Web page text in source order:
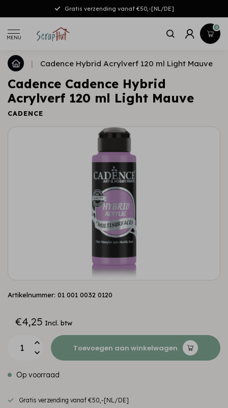
Gratis verzending vanaf €50,-[NL/DE]
MENU
0
| Cadence Hybrid Acrylverf 120 ml Light Mauve
Cadence Cadence Hybrid
Acrylverf 120 ml Light Mauve
CADENCE
Artikelnummer: 01 001 0032 0120
€4,25 Incl. btw
Toevoegen aan winkelwagen
Op voorraad
Gratis verzending vanaf €50,-[NL/DE]